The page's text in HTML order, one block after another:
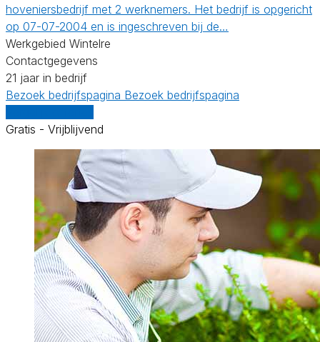
hoveniersbedrijf met 2 werknemers. Het bedrijf is opgericht
op 07-07-2004 en is ingeschreven bij de…
Werkgebied Wintelre
Contactgegevens
21 jaar in bedrijf
Bezoek bedrijfspagina Bezoek bedrijfspagina
Gratis - Vrijblijvend